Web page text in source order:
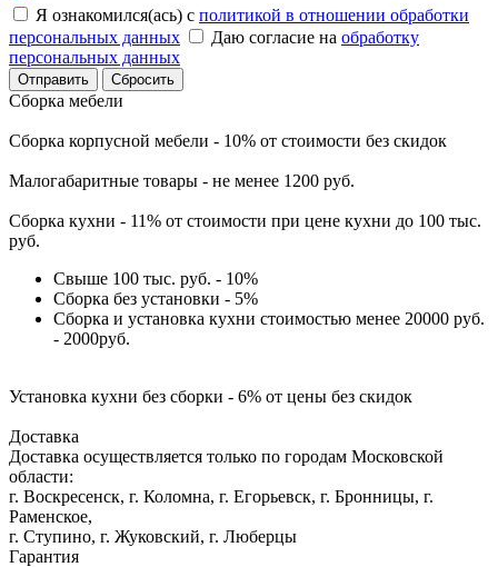
Я ознакомился(ась) с политикой в отношении обработки
персональных данных
Даю согласие на обработку
персональных данных
Сбросить
Сборка мебели
Сборка корпусной мебели - 10% от стоимости без скидок
Малогабаритные товары - не менее 1200 руб.
Сборка кухни - 11% от стоимости при цене кухни до 100 тыс.
руб.
Свыше 100 тыс. руб. - 10%
Сборка без установки - 5%
Сборка и установка кухни стоимостью менее 20000 руб.
- 2000руб.
Установка кухни без сборки - 6% от цены без скидок
Доставка
Доставка осуществляется только по городам Московской
области:
г. Воскресенск, г. Коломна, г. Егорьевск, г. Бронницы, г.
Раменское,
г. Ступино, г. Жуковский, г. Люберцы
Гарантия